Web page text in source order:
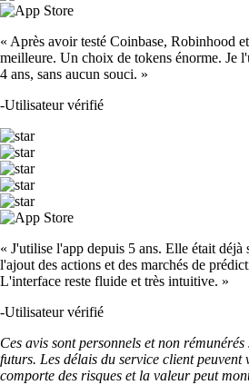
« Après avoir testé Coinbase, Robinhood
meilleure. Un choix de tokens énorme. Je
4 ans, sans aucun souci. »
-Utilisateur vérifié
« J'utilise l'app depuis 5 ans. Elle était déjà
l'ajout des actions et des marchés de
L'interface reste fluide et très intuitive. »
-Utilisateur vérifié
Ces avis sont personnels et non
futurs. Les délais du service client peuvent
comporte des risques et la valeur peut